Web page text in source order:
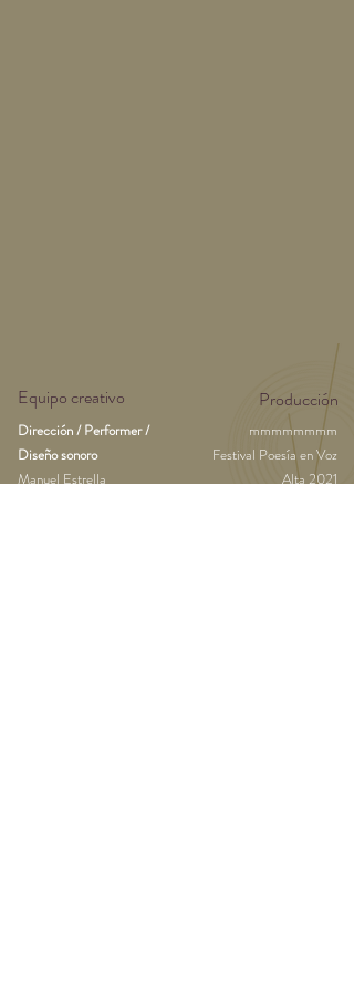
Producción
Equipo creativo
Dirección / Performer /
Diseño sonoro
Manuel Estrella
mmmmmmmm
Festival Poesía en Voz
Alta 2021